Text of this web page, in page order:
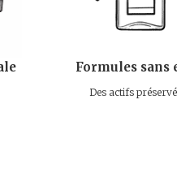
Formules sans
Des actifs